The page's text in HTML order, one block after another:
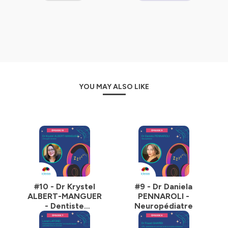
progresser la prise en charge des apnées du sommeil
LinkedIn(Association IDEAS – Interdisciplinarité
enfant adolescent sommeil).
Hébergé par Ausha. Visitez
ausha.co/politique-de-
confidentialite pour plus d'informations.
YOU MAY ALSO LIKE
#10 - Dr Krystel
ALBERT-MANGUER
- Dentiste
pédiatrique
#9 - Dr Daniela
PENNAROLI -
Neuropédiatre